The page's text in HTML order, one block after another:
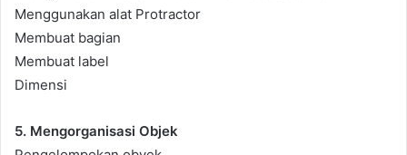
Menggunakan alat Protractor
Membuat bagian
Membuat label
Dimensi
5. Mengorganisasi Objek